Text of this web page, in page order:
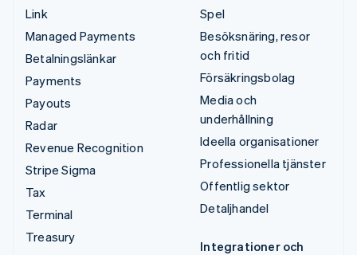
Link
Managed Payments
Betalningslänkar
Payments
Payouts
Radar
Revenue Recognition
Stripe Sigma
Tax
Terminal
Treasury
Spel
Besöksnäring, resor
och fritid
Försäkringsbolag
Media och
underhållning
Ideella organisationer
Professionella tjänster
Offentlig sektor
Detaljhandel
Integrationer och